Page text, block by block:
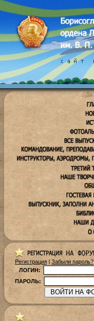
Регистрация | Забыли пароль?
ЛОГИН:
ПАРОЛЬ: